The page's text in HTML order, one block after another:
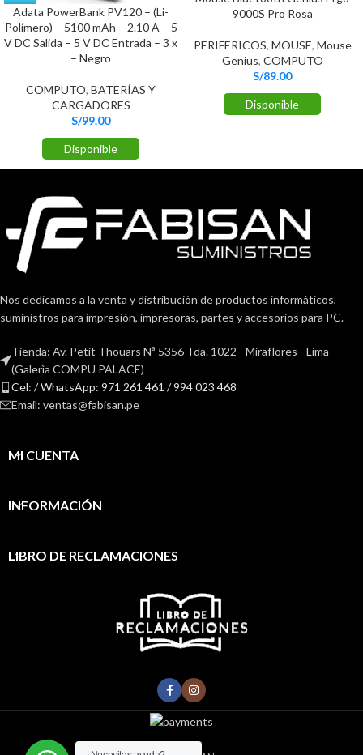
Adata PowerBank PV120 – (Li-
Polímero) – 5100 mAh – 2.10 A – 5
V DC Salida – 5 V DC Entrada – 3 x
– Negro
COMPUTO, BATERÍAS Y
CARGADORES
S/99.00
Disponible
9000S Pro Rosa
PERIFERICOS, MOUSE, Mouse
Genius, COMPUTO
S/89.00
Disponible
Nos dedicamos a la venta y distribución de productos informáticos,
suministros para impresión, impresoras, partes y accesorios para PC.
Tienda: Av. Petit Thouars Nª 5356 Tda. 1022 - Miraflores - Lima
(Galerìa COMPU PALACE)
Cel: / WhatsApp: 971 261 461 / 994 023 468
Email: ventas@fabisan.pe
MI CUENTA
INFORMACIÓN
LIBRO DE RECLAMACIONES